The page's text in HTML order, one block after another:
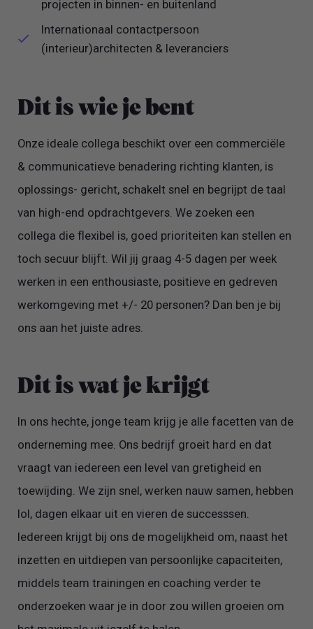
projecten in binnen- en buitenland
Internationaal contactpersoon
(interieur)architecten & leveranciers
Dit is wie je bent
Onze ideale collega beschikt over een commerciële
& communicatieve benadering richting klanten, is
oplossings- gericht, schakelt snel en begrijpt de taal
van high-end opdrachtgevers. We zoeken een
collega die flexibel is, goed prioriteiten kan stellen en
toch secuur blijft. Wil jij graag 4-5 dagen per week
werken in een enthousiaste, positieve en gedreven
werkomgeving met +/- 20 personen? Dan ben je bij
ons aan het juiste adres.
Dit is wat je krijgt
In ons hechte, jonge team krijg je alle facetten van de
onderneming mee. Ons bedrijf groeit hard en dat
vraagt van iedereen een level van gretigheid en
toewijding. We zijn snel, werken nauw samen, hebben
lol, dagen elkaar uit en vieren de successsen.
Iedereen krijgt bij ons de mogelijkheid om, naast het
inzetten en uitdiepen van persoonlijke capaciteiten,
middels team trainingen en coaching verder te
onderzoeken waar je in door zou willen groeien om